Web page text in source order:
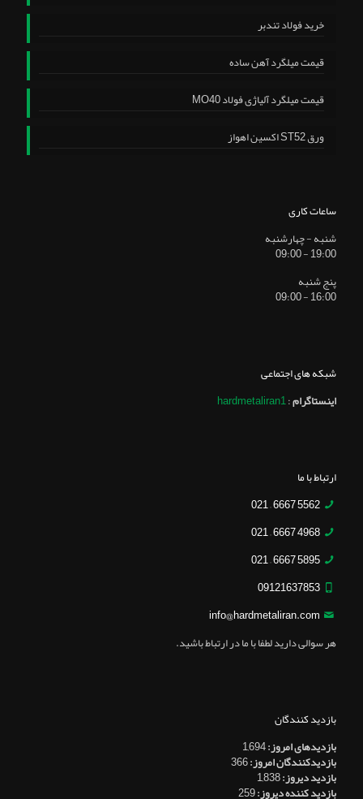
خرید فولاد تندبر
قیمت میلگرد آهن ساده
قیمت میلگرد آلیاژی فولاد MO40
ورق ST52 اکسین اهواز
ساعات کاری
شنبه - چهارشنبه
19:00 - 09:00
پنج شنبه
16:00 - 09:00
شبکه های اجتماعی
اینستاگرام:
hardmetaliran1
ارتباط با ما
5562 6667 – 021
4968 6667 – 021
5895 6667 – 021
09121637853
info@hardmetaliran.com
هر سوالی دارید لطفا با ما در ارتباط باشید.
بازدید کنندگان
بازدیدهای امروز:1,694
بازدیدکنندگان امروز:366
بازدید دیروز:1,838
بازدید کننده دیروز:259